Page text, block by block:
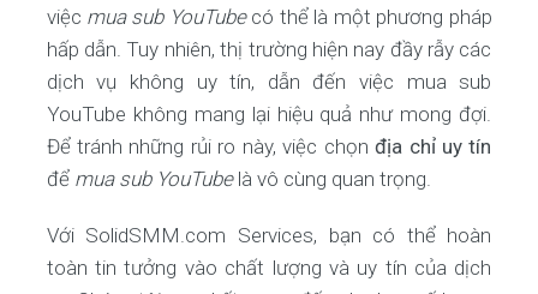
việc mua sub YouTubecó thể là một phương pháp
hấp dẫn. Tuy nhiên, thị trường hiện nay đầy rẫy các
dịch vụ không uy tín, dẫn đến việc mua sub
YouTube không mang lại hiệu quả như mong đợi.
Để tránh những rủi ro này, việc chọnđịa chỉ uy tín
để mua sub YouTubelà vô cùng quan trọng.
Với SolidSMM.com Services, bạn có thể hoàn
toàn tin tưởng vào chất lượng và uy tín của dịch